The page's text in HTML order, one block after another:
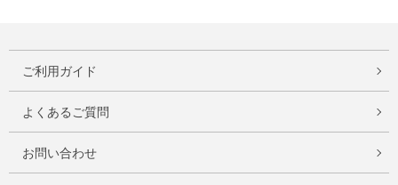
ご利用ガイド
よくあるご質問
お問い合わせ